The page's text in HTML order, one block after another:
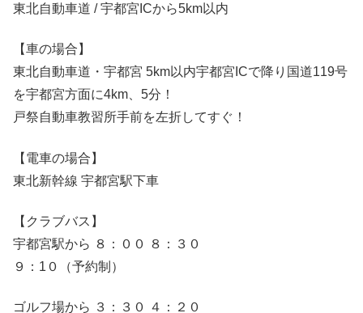
東北自動車道 / 宇都宮ICから5km以内
【車の場合】
東北自動車道・宇都宮 5km以内宇都宮ICで降り国道119号
を宇都宮方面に4km、5分！
戸祭自動車教習所手前を左折してすぐ！
【電車の場合】
東北新幹線 宇都宮駅下車
【クラブバス】
宇都宮駅から ８：００ ８：３０
９：1０（予約制）
ゴルフ場から ３：３０ ４：２０